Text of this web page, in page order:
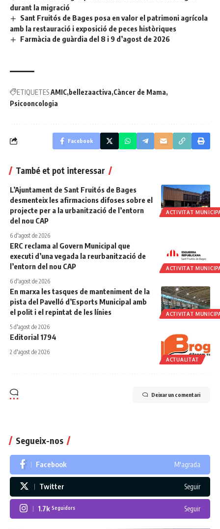
durant la migració
Sant Fruitós de Bages posa en valor el patrimoni agrícola
amb la restauració i exposició de peces històriques
Farmàcia de guàrdia del 8 i 9 d’agost de 2026
ETIQUETESAMIC bellezaactiva Càncer de Mama
Psicooncologia
Facebook
També et pot interessar
ACTIVITAT
L’Ajuntament de Sant Fruitós de Bages
desmenteix les afirmacions difoses sobre el
projecte per a la urbanització de l’entorn
del nou CAP
6 d'agost de 2026
ACTIVITAT
ERC reclama al Govern Municipal que
executi d’una vegada la reurbanització de
l’entorn del nou CAP
6 d'agost de 2026
ACTIVITAT
En marxa les tasques de manteniment de la
pista del Pavelló d’Esports Municipal amb
el polit i el repintat de les línies
5 d'agost de 2026
ACTUALITAT
Editorial 1794
2 d'agost de 2026
Deixar un comentari
Segueix-nos
Facebook M'agrada
Twitter Seguir
1.7k Seguidors Seguir